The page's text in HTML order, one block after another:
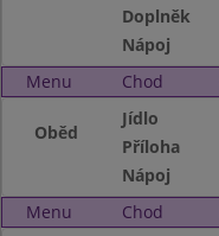
Doplněk
Nápoj
Menu
Chod
Oběd
Jídlo
Příloha
Nápoj
Menu
Chod